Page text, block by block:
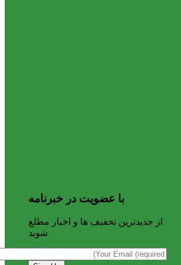
با عضویت در خبرنامه
از جدیدترین تخفیف ها و اخبار مطلع
شوید